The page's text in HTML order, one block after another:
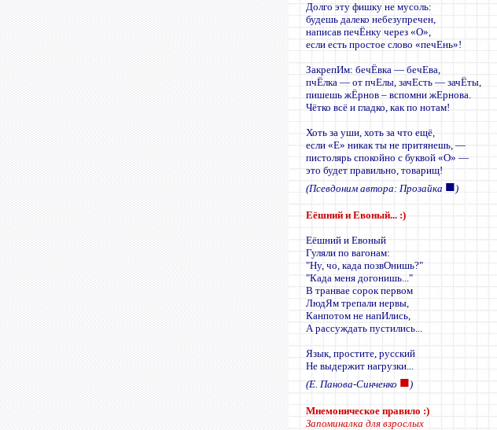
Долго эту фишку не мусоль:
будешь далеко небезупречен,
написав печЁнку через «О»,
если есть простое слово «печЕнь»!
ЗакрепИм: бечЁвка — бечЕва,
пчЁлка — от пчЕлы, зачЕсть — зачЁты,
пишешь жЁрнов – вспомни жЕрнова.
Чётко всё и гладко, как по нотам!
Хоть за уши, хоть за что ещё,
если «Е» никак ты не притянешь, —
пистолярь спокойно с буквой «О» —
это будет правильно, товарищ!
(Псевдоним автора: Прозайка ■)
Еёшний и Евоный... :)
Еёшний и Евоный
Гуляли по вагонам:
"Ну, чо, када позвОнишь?"
"Када меня догонишь..."
В транвае сорок первом
ЛюдЯм трепали нервы,
Канпотом не напИлись,
А рассуждать пустились...
Язык, простите, русский
Не выдержит нагрузки...
(Е. Панова-Синченко ■)
Мнемоническое правило :)
Запоминалка для взрослых